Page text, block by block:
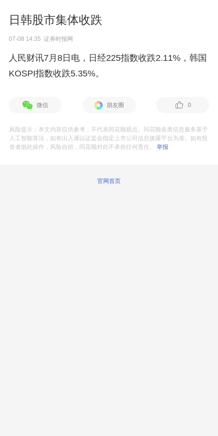
日韩股市集体收跌
07-08 14:35 证券时报网
人民财讯7月8日电，日经225指数收跌2.11%，韩国
KOSPI指数收跌5.35%。
微信 朋友圈 0
风险提示：本文内容仅供参考，不代表同花顺观点。同花顺各类信息服务基于
人工智能算法，如有出入请以证监会指定上市公司信息披露平台为准。如有投
资者据此操作，风险自担，同花顺对此不承担任何责任。举报
官网首页